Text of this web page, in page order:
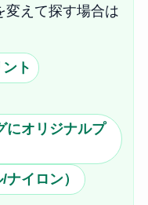
変えて探す場合は
ト
にオリジナルプ
イロン）